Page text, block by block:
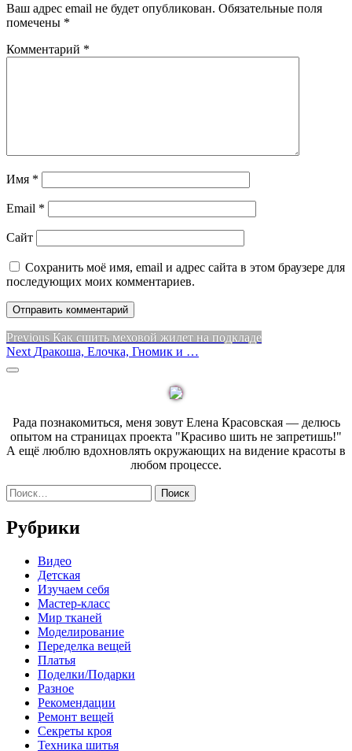
Ваш адрес email не будет опубликован. Обязательные поля
помечены *
Комментарий *
Имя *
Email *
Сайт
Сохранить моё имя, email и адрес сайта в этом браузере для
последующих моих комментариев.
Навигация
по
Previous Previous
post:
Как сшить меховой жилет на подкладе
Next Next
Дракоша, Елочка, Гномик и …
Sidebar
Рада познакомиться, меня зовут Елена Красовская — делюсь
опытом на страницах проекта "Красиво шить не запретишь!"
А ещё люблю вдохновлять окружающих на видение красоты в
любом процессе.
Найти:
Рубрики
Видео
Детская
Изучаем себя
Мастер-класс
Мир тканей
Моделирование
Переделка вещей
Платья
Поделки/Подарки
Разное
Рекомендации
Ремонт вещей
Секреты кроя
Техника шитья